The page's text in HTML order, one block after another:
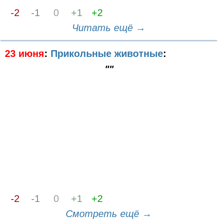
-2
-1 0 +1
+2
Читать ещё →
23 июня: Прикольные животные:
""
-2 -1 0 +1
+2
Смотреть ещё →